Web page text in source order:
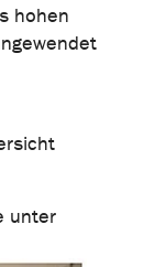
hohen
unter